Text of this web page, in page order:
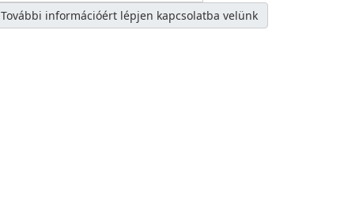
További információért lépjen kapcsolatba velünk